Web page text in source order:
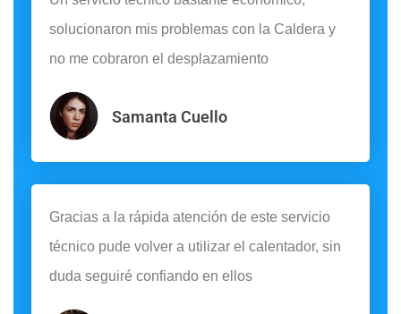
solucionaron mis problemas con la Caldera y
no me cobraron el desplazamiento
Samanta Cuello
Gracias a la rápida atención de este servicio
técnico pude volver a utilizar el calentador, sin
duda seguiré confiando en ellos